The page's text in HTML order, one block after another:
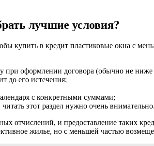
лучшие условия?
купить в кредит пластиковые окна с
при оформлении договора (обычно не ниже
до его истечения;
с конкретными суммами;
этот раздел нужно очень внимательно.
отчислений, и предоставление таких
жилье, но с меньшей частью